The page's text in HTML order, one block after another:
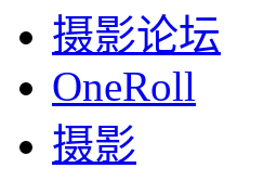
摄影论坛
OneRoll
摄影